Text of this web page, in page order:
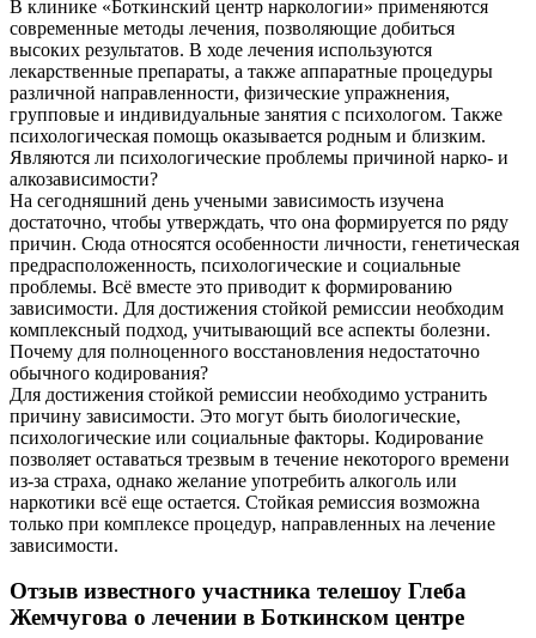
В клинике «Боткинский центр наркологии» применяются
современные методы лечения, позволяющие добиться
высоких результатов. В ходе лечения используются
лекарственные препараты, а также аппаратные процедуры
различной направленности, физические упражнения,
групповые и индивидуальные занятия с психологом. Также
психологическая помощь оказывается родным и близким.
Являются ли психологические проблемы причиной нарко- и
алкозависимости?
На сегодняшний день учеными зависимость изучена
достаточно, чтобы утверждать, что она формируется по ряду
причин. Сюда относятся особенности личности, генетическая
предрасположенность, психологические и социальные
проблемы. Всё вместе это приводит к формированию
зависимости. Для достижения стойкой ремиссии необходим
комплексный подход, учитывающий все аспекты болезни.
Почему для полноценного восстановления недостаточно
обычного кодирования?
Для достижения стойкой ремиссии необходимо устранить
причину зависимости. Это могут быть биологические,
психологические или социальные факторы. Кодирование
позволяет оставаться трезвым в течение некоторого времени
из-за страха, однако желание употребить алкоголь или
наркотики всё еще остается. Стойкая ремиссия возможна
только при комплексе процедур, направленных на лечение
зависимости.
Отзыв известного участника телешоу Глеба
Жемчугова о лечении в Боткинском центре